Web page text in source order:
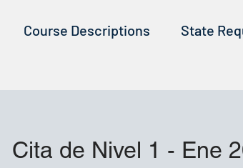
Course Descriptions State
Cita de Nivel 1 - Ene